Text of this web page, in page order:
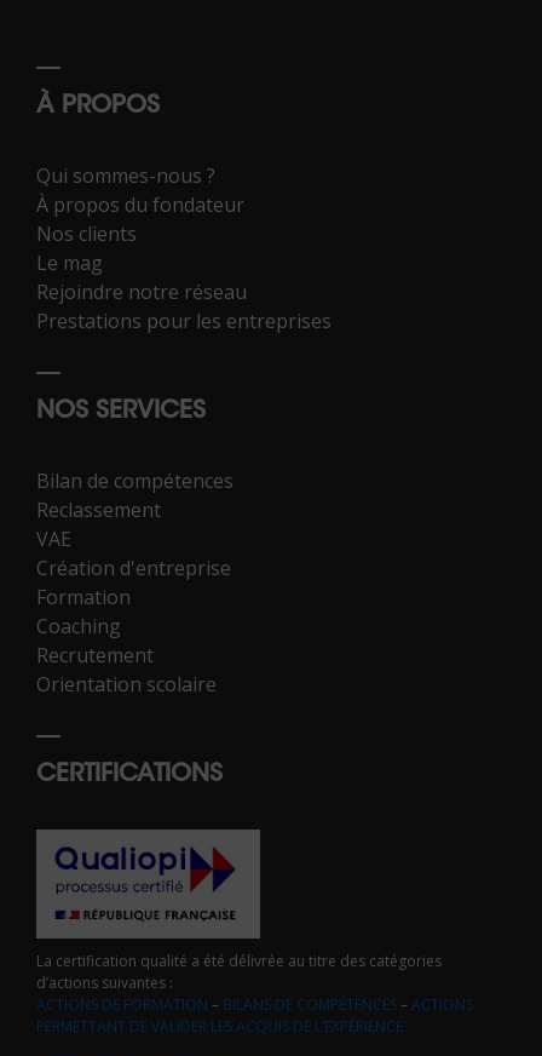
À PROPOS
Qui sommes-nous ?
À propos du fondateur
Nos clients
Le mag
Rejoindre notre réseau
Prestations pour les entreprises
NOS SERVICES
Bilan de compétences
Reclassement
VAE
Création d'entreprise
Formation
Coaching
Recrutement
Orientation scolaire
CERTIFICATIONS
La certification qualité a été délivrée au titre des catégories
d’actions suivantes :
ACTIONS DE FORMATION – BILANS DE COMPÉTENCES–ACTIONS
PERMETTANT DE VALIDER LES ACQUIS DE L’EXPÉRIENCE